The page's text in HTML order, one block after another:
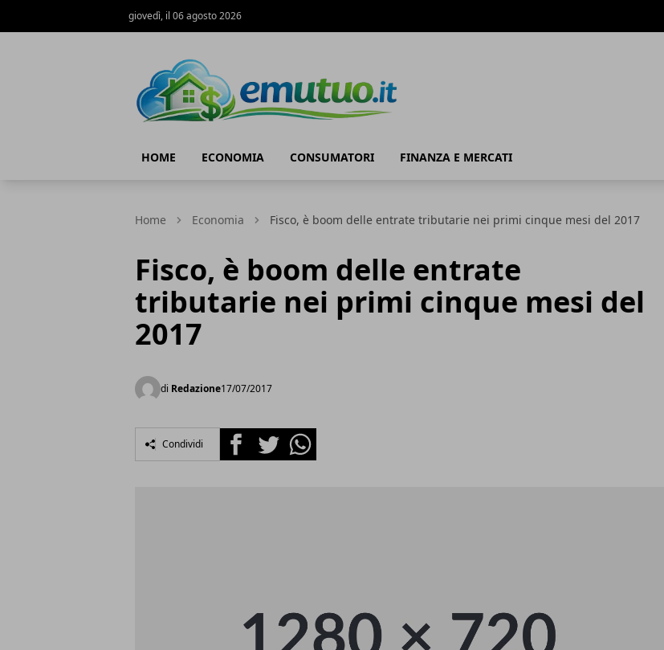
giovedì, il 06 agosto 2026
HOME ECONOMIA CONSUMATORI FINANZA E MERCATI
Home Economia Fisco, è boom delle entrate tributarie nei primi cinque mesi del 2017
Fisco, è boom delle entrate
tributarie nei primi cinque mesi del
2017
di Redazione17/07/2017
Condividi FacebookTwitterWhatsapp